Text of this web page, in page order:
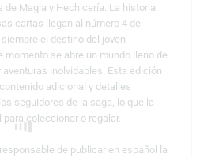
de Magia y Hechicería. La historia
cartas llegan al número 4 de
el destino del joven
momento se abre un mundo lleno de
inolvidables. Esta edición
adicional y detalles
seguidores de la saga, lo que la
coleccionar o regalar.
de publicar en español la